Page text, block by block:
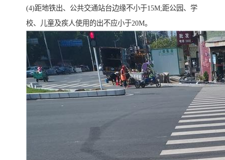
(4)距地铁出、公共交通站台边缘不小于15M;距公园、学
校、儿童及疾人使用的出不应小于20M。